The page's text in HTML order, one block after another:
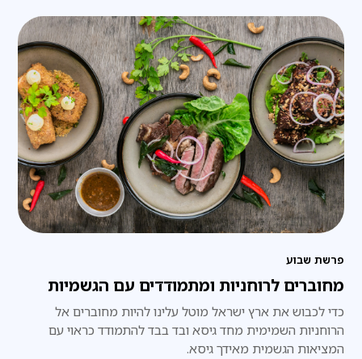
פרשת שבוע
מחוברים לרוחניות ומתמודדים עם הגשמיות
כדי לכבוש את ארץ ישראל מוטל עלינו להיות מחוברים אל
הרוחניות השמימית מחד גיסא ובד בבד להתמודד כראוי עם
המציאות הגשמית מאידך גיסא.